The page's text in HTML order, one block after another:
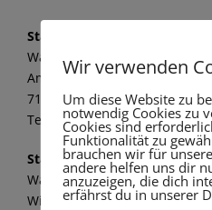
Standort Marbach
Wandaa GmbH
Am alten Kraftwerk 1
71672 Marbach a. N.
Tel.: 07144 8062 149
Standort Bergheim
Wandaa GmbH
Willy-Messerschmitt-Str. 6
Wir verwenden
Um diese Website zu
notwendig Cookies zu
Cookies sind
Funktionalität zu
brauchen wir für
andere helfen uns dir
anzuzeigen, die dich
erfährst du in unserer